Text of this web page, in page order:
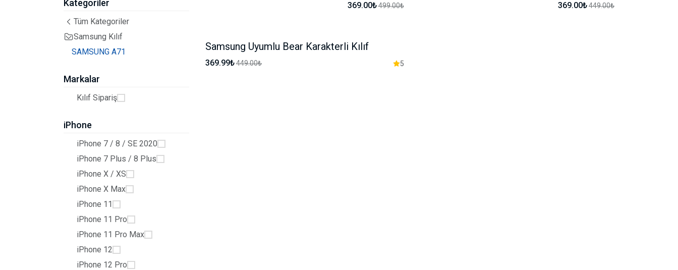
Kategoriler
Tüm Kategoriler
Samsung Kılıf
SAMSUNG A71
Markalar
Kılıf Sipariş
iPhone
iPhone 7 / 8 / SE 2020
iPhone 7 Plus / 8 Plus
iPhone X / XS
iPhone X Max
iPhone 11
iPhone 11 Pro
iPhone 11 Pro Max
iPhone 12
iPhone 12 Pro
369.00₺499.00₺ 369.00₺449.00₺
Samsung Uyumlu Bear Karakterli Kılıf
5
369.99₺449.00₺